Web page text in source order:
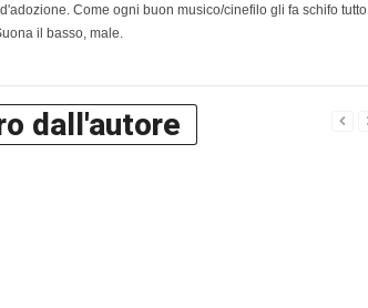
Come ogni buon musico/cinefilo gli fa schifo tutto.
il basso, male.
dall'autore